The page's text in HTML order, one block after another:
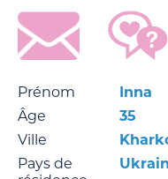
Prénom
Inna
Âge
35
Ville
Pays de